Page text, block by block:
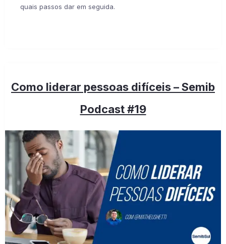
quais passos dar em seguida.
Como liderar pessoas difíceis – Semib
Podcast #19